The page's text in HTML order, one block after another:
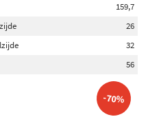
159,7
26
32
56
-70%